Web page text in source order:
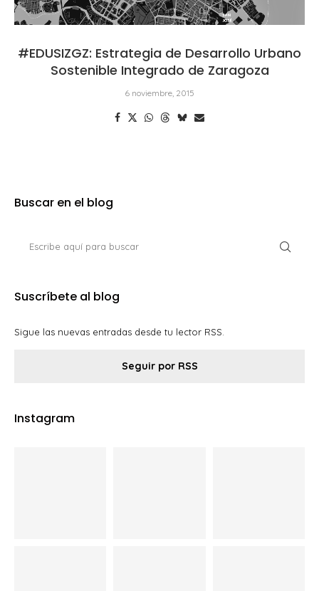
#EDUSIZGZ: Estrategia de Desarrollo Urbano
Sostenible Integrado de Zaragoza
6 noviembre, 2015
Buscar en el blog
Suscríbete al blog
Sigue las nuevas entradas desde tu lector RSS.
Seguir por RSS
Instagram